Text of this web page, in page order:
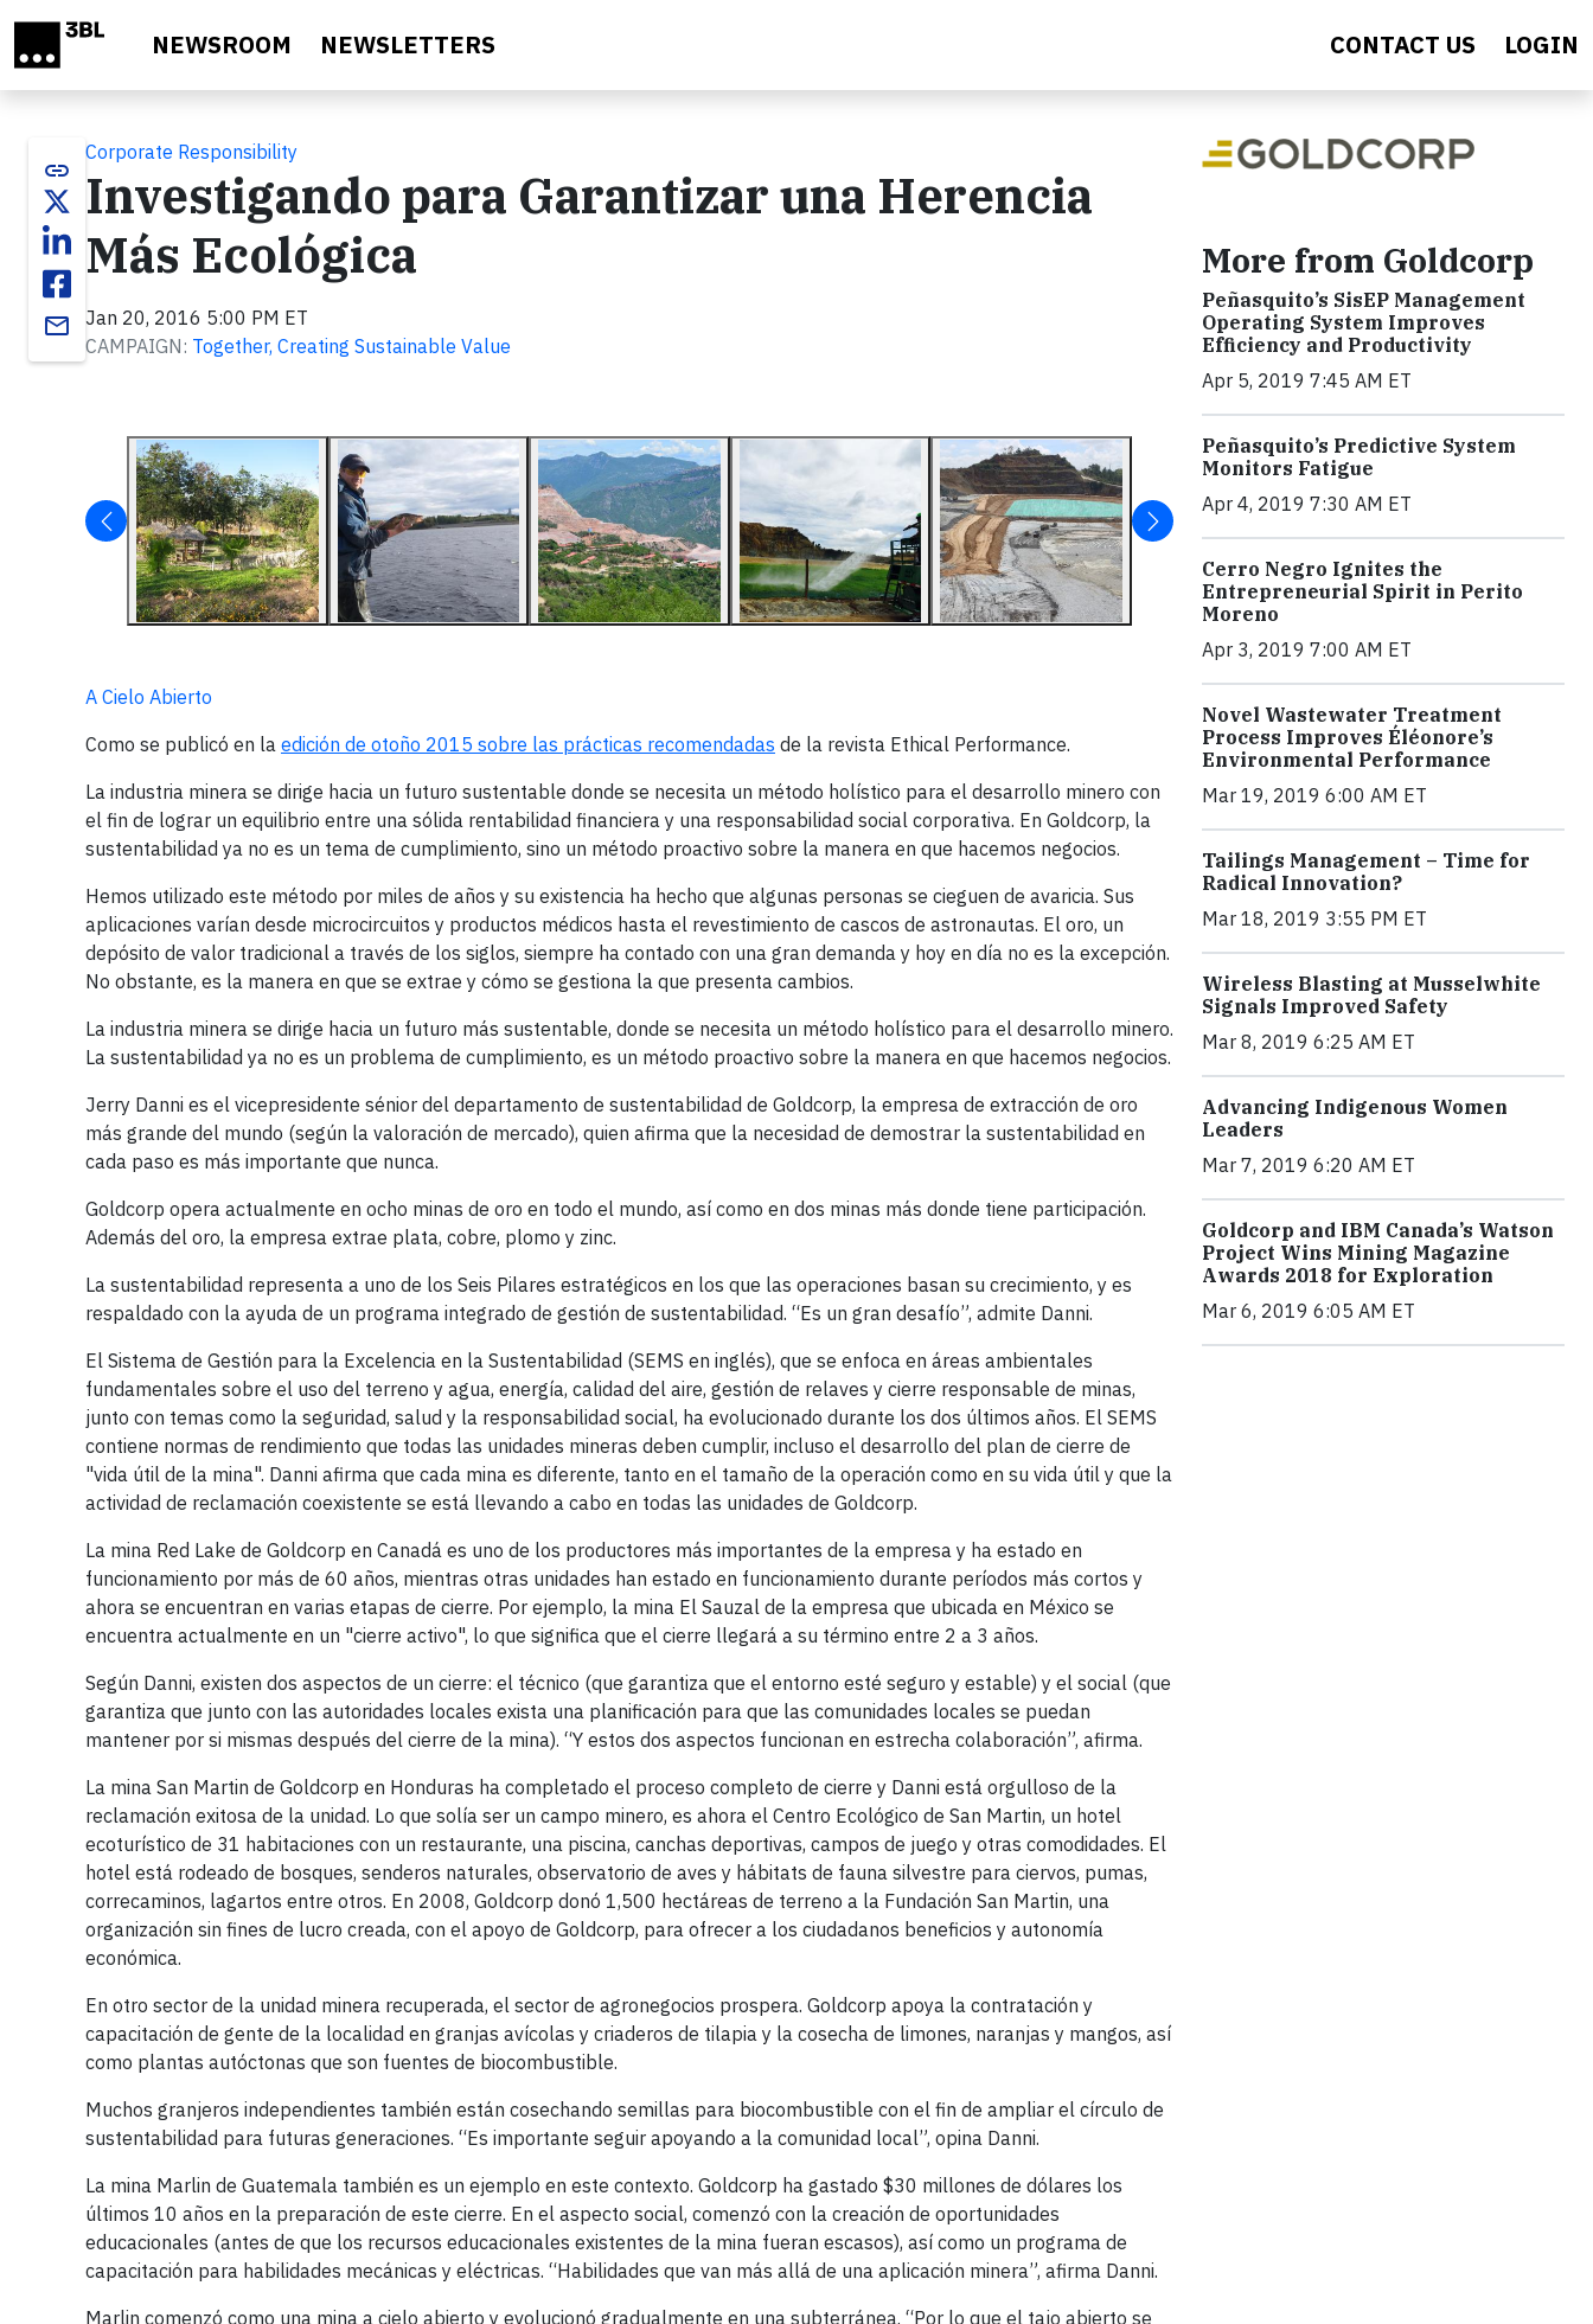
NEWSROOM NEWSLETTERS CONTACT US LOGIN
link
email
Corporate Responsibility
Investigando para Garantizar una Herencia
Más Ecológica
Jan 20, 2016 5:00 PM ET
CAMPAIGN: Together, Creating Sustainable Value
A Cielo Abierto
Como se publicó en la edición de otoño 2015 sobre las prácticas recomendadas de la revista Ethical Performance.
La industria minera se dirige hacia un futuro sustentable donde se necesita un método holístico para el desarrollo minero con
el fin de lograr un equilibrio entre una sólida rentabilidad financiera y una responsabilidad social corporativa. En Goldcorp, la
sustentabilidad ya no es un tema de cumplimiento, sino un método proactivo sobre la manera en que hacemos negocios.
Hemos utilizado este método por miles de años y su existencia ha hecho que algunas personas se cieguen de avaricia. Sus
aplicaciones varían desde microcircuitos y productos médicos hasta el revestimiento de cascos de astronautas. El oro, un
depósito de valor tradicional a través de los siglos, siempre ha contado con una gran demanda y hoy en día no es la excepción.
No obstante, es la manera en que se extrae y cómo se gestiona la que presenta cambios.
La industria minera se dirige hacia un futuro más sustentable, donde se necesita un método holístico para el desarrollo minero.
La sustentabilidad ya no es un problema de cumplimiento, es un método proactivo sobre la manera en que hacemos negocios.
Jerry Danni es el vicepresidente sénior del departamento de sustentabilidad de Goldcorp, la empresa de extracción de oro
más grande del mundo (según la valoración de mercado), quien afirma que la necesidad de demostrar la sustentabilidad en
cada paso es más importante que nunca.
Goldcorp opera actualmente en ocho minas de oro en todo el mundo, así como en dos minas más donde tiene participación.
Además del oro, la empresa extrae plata, cobre, plomo y zinc.
La sustentabilidad representa a uno de los Seis Pilares estratégicos en los que las operaciones basan su crecimiento, y es
respaldado con la ayuda de un programa integrado de gestión de sustentabilidad. “Es un gran desafío”, admite Danni.
El Sistema de Gestión para la Excelencia en la Sustentabilidad (SEMS en inglés), que se enfoca en áreas ambientales
fundamentales sobre el uso del terreno y agua, energía, calidad del aire, gestión de relaves y cierre responsable de minas,
junto con temas como la seguridad, salud y la responsabilidad social, ha evolucionado durante los dos últimos años. El SEMS
contiene normas de rendimiento que todas las unidades mineras deben cumplir, incluso el desarrollo del plan de cierre de
"vida útil de la mina". Danni afirma que cada mina es diferente, tanto en el tamaño de la operación como en su vida útil y que la
actividad de reclamación coexistente se está llevando a cabo en todas las unidades de Goldcorp.
La mina Red Lake de Goldcorp en Canadá es uno de los productores más importantes de la empresa y ha estado en
funcionamiento por más de 60 años, mientras otras unidades han estado en funcionamiento durante períodos más cortos y
ahora se encuentran en varias etapas de cierre. Por ejemplo, la mina El Sauzal de la empresa que ubicada en México se
encuentra actualmente en un "cierre activo", lo que significa que el cierre llegará a su término entre 2 a 3 años.
Según Danni, existen dos aspectos de un cierre: el técnico (que garantiza que el entorno esté seguro y estable) y el social (que
garantiza que junto con las autoridades locales exista una planificación para que las comunidades locales se puedan
mantener por si mismas después del cierre de la mina). “Y estos dos aspectos funcionan en estrecha colaboración”, afirma.
La mina San Martin de Goldcorp en Honduras ha completado el proceso completo de cierre y Danni está orgulloso de la
reclamación exitosa de la unidad. Lo que solía ser un campo minero, es ahora el Centro Ecológico de San Martin, un hotel
ecoturístico de 31 habitaciones con un restaurante, una piscina, canchas deportivas, campos de juego y otras comodidades. El
hotel está rodeado de bosques, senderos naturales, observatorio de aves y hábitats de fauna silvestre para ciervos, pumas,
correcaminos, lagartos entre otros. En 2008, Goldcorp donó 1,500 hectáreas de terreno a la Fundación San Martin, una
organización sin fines de lucro creada, con el apoyo de Goldcorp, para ofrecer a los ciudadanos beneficios y autonomía
económica.
En otro sector de la unidad minera recuperada, el sector de agronegocios prospera. Goldcorp apoya la contratación y
capacitación de gente de la localidad en granjas avícolas y criaderos de tilapia y la cosecha de limones, naranjas y mangos, así
como plantas autóctonas que son fuentes de biocombustible.
Muchos granjeros independientes también están cosechando semillas para biocombustible con el fin de ampliar el círculo de
sustentabilidad para futuras generaciones. “Es importante seguir apoyando a la comunidad local”, opina Danni.
La mina Marlin de Guatemala también es un ejemplo en este contexto. Goldcorp ha gastado $30 millones de dólares los
últimos 10 años en la preparación de este cierre. En el aspecto social, comenzó con la creación de oportunidades
educacionales (antes de que los recursos educacionales existentes de la mina fueran escasos), así como un programa de
capacitación para habilidades mecánicas y eléctricas. “Habilidades que van más allá de una aplicación minera”, afirma Danni.
Marlin comenzó como una mina a cielo abierto y evolucionó gradualmente en una subterránea. “Por lo que el tajo abierto se
More from Goldcorp
Peñasquito’s SisEP Management
Operating System Improves
Efficiency and Productivity
Apr 5, 2019 7:45 AM ET
Peñasquito’s Predictive System
Monitors Fatigue
Apr 4, 2019 7:30 AM ET
Cerro Negro Ignites the
Entrepreneurial Spirit in Perito
Moreno
Apr 3, 2019 7:00 AM ET
Novel Wastewater Treatment
Process Improves Éléonore’s
Environmental Performance
Mar 19, 2019 6:00 AM ET
Tailings Management – Time for
Radical Innovation?
Mar 18, 2019 3:55 PM ET
Wireless Blasting at Musselwhite
Signals Improved Safety
Mar 8, 2019 6:25 AM ET
Advancing Indigenous Women
Leaders
Mar 7, 2019 6:20 AM ET
Goldcorp and IBM Canada’s Watson
Project Wins Mining Magazine
Awards 2018 for Exploration
Mar 6, 2019 6:05 AM ET